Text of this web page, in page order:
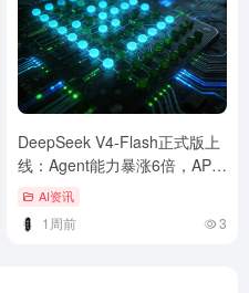
DeepSeek V4-Flash正式版上
线：Agent能力暴涨6倍，API
价格仅为Claude的1/90
AI资讯
1周前 3